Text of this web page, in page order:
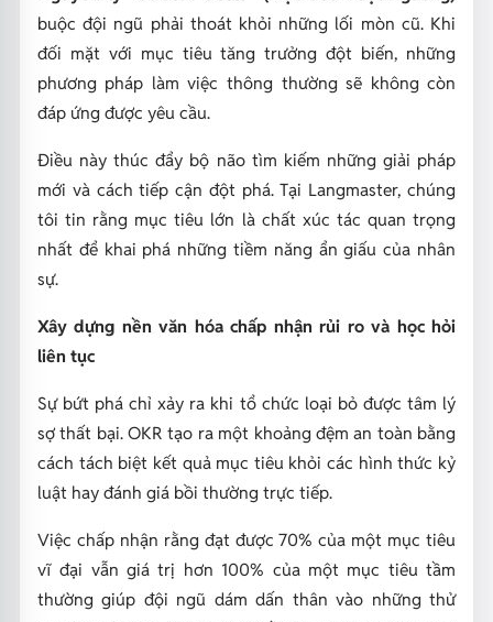
buộc đội ngũ phải thoát khỏi những lối mòn cũ. Khi
đối mặt với mục tiêu tăng trưởng đột biến, những
phương pháp làm việc thông thường sẽ không còn
đáp ứng được yêu cầu.
Điều này thúc đẩy bộ não tìm kiếm những giải pháp
mới và cách tiếp cận đột phá. Tại Langmaster, chúng
tôi tin rằng mục tiêu lớn là chất xúc tác quan trọng
nhất để khai phá những tiềm năng ẩn giấu của nhân
sự.
Xây dựng nền văn hóa chấp nhận rủi ro và học hỏi
liên tục
Sự bứt phá chỉ xảy ra khi tổ chức loại bỏ được tâm lý
sợ thất bại. OKR tạo ra một khoảng đệm an toàn bằng
cách tách biệt kết quả mục tiêu khỏi các hình thức kỷ
luật hay đánh giá bồi thường trực tiếp.
Việc chấp nhận rằng đạt được 70% của một mục tiêu
vĩ đại vẫn giá trị hơn 100% của một mục tiêu tầm
thường giúp đội ngũ dám dấn thân vào những thử